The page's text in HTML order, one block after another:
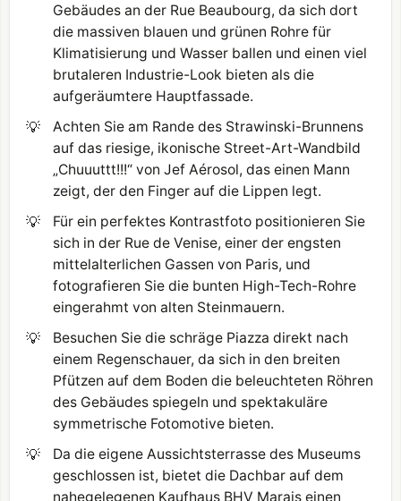
Gebäudes an der Rue Beaubourg, da sich dort
die massiven blauen und grünen Rohre für
Klimatisierung und Wasser ballen und einen viel
brutaleren Industrie-Look bieten als die
aufgeräumtere Hauptfassade.
💡
Achten Sie am Rande des Strawinski-Brunnens
auf das riesige, ikonische Street-Art-Wandbild
„Chuuuttt!!!“ von Jef Aérosol, das einen Mann
zeigt, der den Finger auf die Lippen legt.
💡
Für ein perfektes Kontrastfoto positionieren Sie
sich in der Rue de Venise, einer der engsten
mittelalterlichen Gassen von Paris, und
fotografieren Sie die bunten High-Tech-Rohre
eingerahmt von alten Steinmauern.
💡
Besuchen Sie die schräge Piazza direkt nach
einem Regenschauer, da sich in den breiten
Pfützen auf dem Boden die beleuchteten Röhren
des Gebäudes spiegeln und spektakuläre
symmetrische Fotomotive bieten.
💡
Da die eigene Aussichtsterrasse des Museums
geschlossen ist, bietet die Dachbar auf dem
nahegelegenen Kaufhaus BHV Marais einen